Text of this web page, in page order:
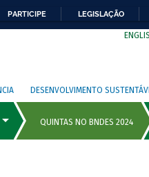
PARTICIPE LEGISLAÇÃO
DESENVOLVIMENTO